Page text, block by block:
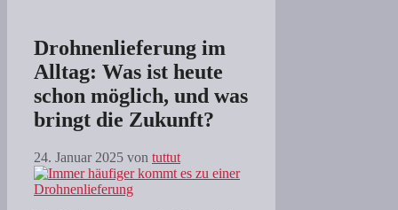
Drohnenlieferung im
Alltag: Was ist heute
schon möglich, und was
bringt die Zukunft?
24. Januar 2025 von tuttut